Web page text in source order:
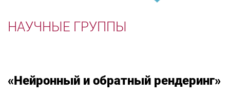
НАУЧНЫЕ ГРУППЫ
«Нейронный и обратный рендеринг»